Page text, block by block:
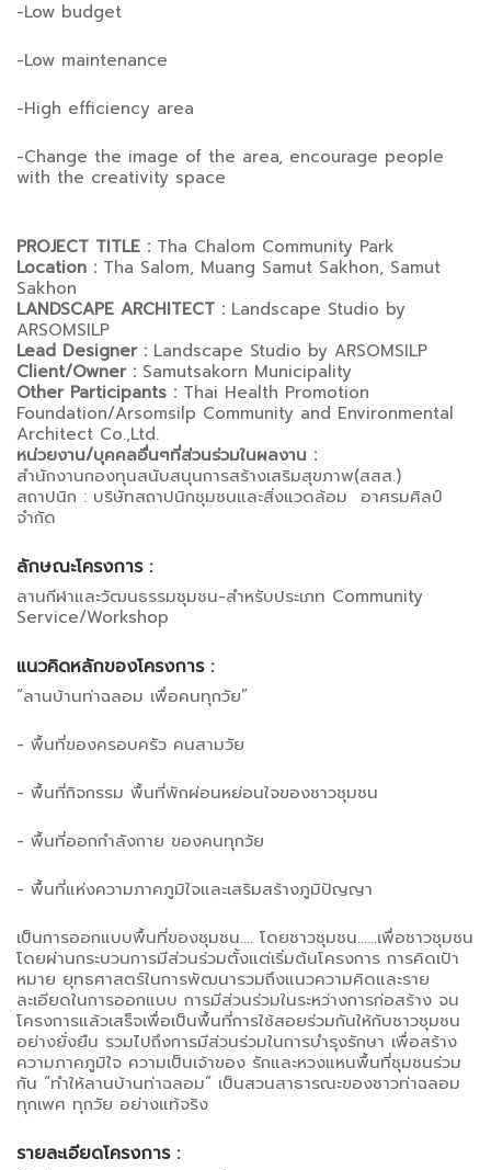
-Low budget
-Low maintenance
-High efficiency area
-Change the image of the area, encourage people
with the creativity space
PROJECT TITLE : Tha Chalom Community Park
Location : Tha Salom, Muang Samut Sakhon, Samut
Sakhon
LANDSCAPE ARCHITECT : Landscape Studio by
ARSOMSILP
Lead Designer : Landscape Studio by ARSOMSILP
Client/Owner : Samutsakorn Municipality
Other Participants : Thai Health Promotion
Foundation/Arsomsilp Community and Environmental
Architect Co.,Ltd.
หน่วยงาน/บุคคลอื่นๆที่ส่วนร่วมในผลงาน :
สำนักงานกองทุนสนับสนุนการสร้างเสริมสุขภาพ(สสส.)
สถาปนิก : บริษัทสถาปนิกชุมชนและสิ่งแวดล้อม อาศรมศิลป์
จำกัด
ลักษณะโครงการ :
ลานกีฬาและวัฒนธรรมชุมชน-สำหรับประเภท Community
Service/Workshop
แนวคิดหลักของโครงการ :
“ลานบ้านท่าฉลอม เพื่อคนทุกวัย”
- พื้นที่ของครอบครัว คนสามวัย
- พื้นที่กิจกรรม พื้นที่พักผ่อนหย่อนใจของชาวชุมชน
- พื้นที่ออกกำลังกาย ของคนทุกวัย
- พื้นที่แห่งความภาคภูมิใจและเสริมสร้างภูมิปัญญา
เป็นการออกแบบพื้นที่ของชุมชน.... โดยชาวชุมชน......เพื่อชาวชุมชน
โดยผ่านกระบวนการมีส่วนร่วมตั้งแต่เริ่มต้นโครงการ การคิดเป้า
หมาย ยุทธศาสตร์ในการพัฒนารวมถึงแนวความคิดและราย
ละเอียดในการออกแบบ การมีส่วนร่วมในระหว่างการก่อสร้าง จน
โครงการแล้วเสร็จเพื่อเป็นพื้นที่การใช้สอยร่วมกันให้กับชาวชุมชน
อย่างยั่งยืน รวมไปถึงการมีส่วนร่วมในการบำรุงรักษา เพื่อสร้าง
ความภาคภูมิใจ ความเป็นเจ้าของ รักและหวงแหนพื้นที่ชุมชนร่วม
กัน “ทำให้ลานบ้านท่าฉลอม” เป็นสวนสาธารณะของชาวท่าฉลอม
ทุกเพศ ทุกวัย อย่างแท้จริง
รายละเอียดโครงการ :